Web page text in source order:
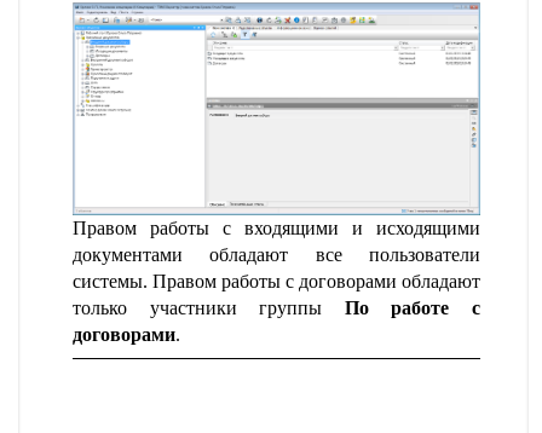
Правом работы с входящими и исходящими
документами обладают все пользователи
системы. Правом работы с договорами обладают
только участники группы По работе с
договорами.